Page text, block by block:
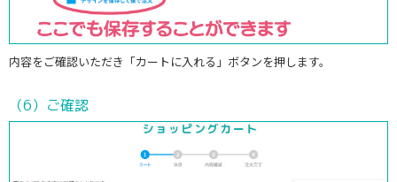
内容をご確認いただき「カートに入れる」ボタンを押します。
（6）ご確認